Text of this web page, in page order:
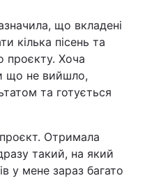
що вкладені
кілька пісень та
проєкту. Хоча
що не вийшло,
та готується
Отримала
такий, на який
у мене зараз багато